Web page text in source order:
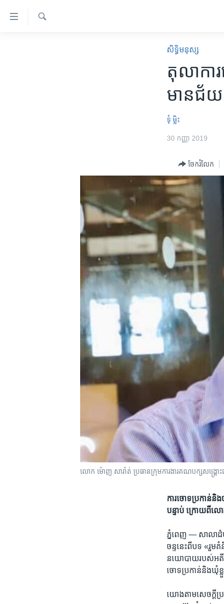
ទៅ​
សិទ្ធិ​មនុស្ស
តុលាកា
មានជ័យ​
ទុំ ម្លិះ
30 កញ្ញា 2019
ចែករំលែក
លោក ម៉ោញ សារ៉ាត់ ប្រធាន​ក្រុមការងារ​គណបក្ស​សង្គ្រោ
ការ​ចោទ​ប្រកាន់​និ
បន្ទាប់​ ក្រោយ​ពី​លោ
ភ្នំពេញ — សាលា​ដំ
ចន្ទ​នេះ​ពីបទ «រួម​គំ
នយោបាយ​របស់​អតី
ចោទ​ប្រកាន់​និង​ឃុំ​ខ្
យោង​តាម​សេចក្តី​ប្